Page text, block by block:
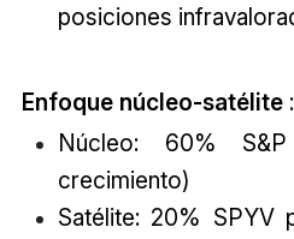
posiciones
Enfoque núcleo-satélite:
Núcleo: 60%
crecimiento)
Satélite: 20% SPYV